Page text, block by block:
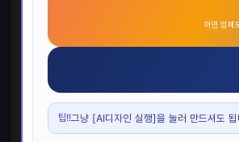
어떤 업체
팁!!그냥 [AI디자인 실행]을 눌러 만드셔도